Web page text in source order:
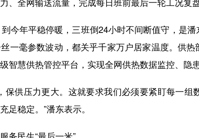
年平稳停暖，三班倒24小时不间断值守，是潘
一毫参数波动，都关乎千家万户居家温度。供
智慧供热管控平台，实现全网供热数据监控、隐患
供压力更大。这就要求我们必须要紧盯每一组
足稳定。”潘东表示。